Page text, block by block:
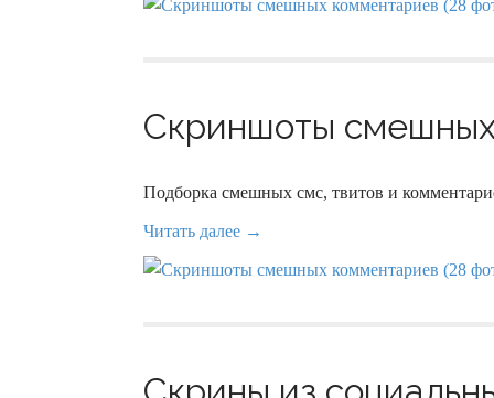
Скриншоты
Подборка смешных смс, твитов и
Читать далее →